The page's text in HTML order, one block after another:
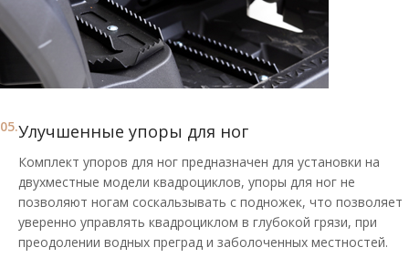
05.Улучшенные упоры для ног
Комплект упоров для ног предназначен для установки на
двухместные модели квадроциклов, упоры для ног не
позволяют ногам соскальзывать с подножек, что позволяет
уверенно управлять квадроциклом в глубокой грязи, при
преодолении водных преград и заболоченных местностей.